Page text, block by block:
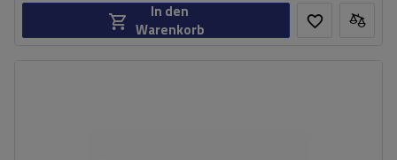
In den
Warenkorb